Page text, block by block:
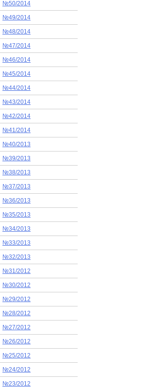
№50/2014
№49/2014
№48/2014
№47/2014
№46/2014
№45/2014
№44/2014
№43/2014
№42/2014
№41/2014
№40/2013
№39/2013
№38/2013
№37/2013
№36/2013
№35/2013
№34/2013
№33/2013
№32/2013
№31/2012
№30/2012
№29/2012
№28/2012
№27/2012
№26/2012
№25/2012
№24/2012
№23/2012